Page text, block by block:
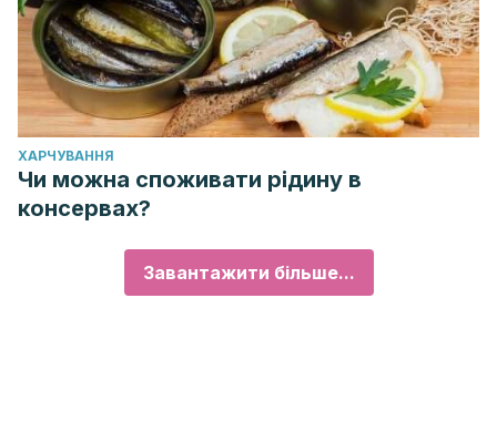
ХАРЧУВАННЯ
Чи можна споживати рідину в
консервах?
Завантажити більше...